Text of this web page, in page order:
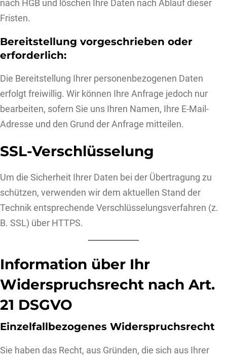
nach HGB und löschen Ihre Daten nach Ablauf dieser
Fristen.
Bereitstellung vorgeschrieben oder
erforderlich:
Die Bereitstellung Ihrer personenbezogenen Daten
erfolgt freiwillig. Wir können Ihre Anfrage jedoch nur
bearbeiten, sofern Sie uns Ihren Namen, Ihre E-Mail-
Adresse und den Grund der Anfrage mitteilen.
SSL-Verschlüsselung
Um die Sicherheit Ihrer Daten bei der Übertragung zu
schützen, verwenden wir dem aktuellen Stand der
Technik entsprechende Verschlüsselungsverfahren (z.
B. SSL) über HTTPS.
Information über Ihr
Widerspruchsrecht nach Art.
21 DSGVO
Einzelfallbezogenes Widerspruchsrecht
Sie haben das Recht, aus Gründen, die sich aus Ihrer